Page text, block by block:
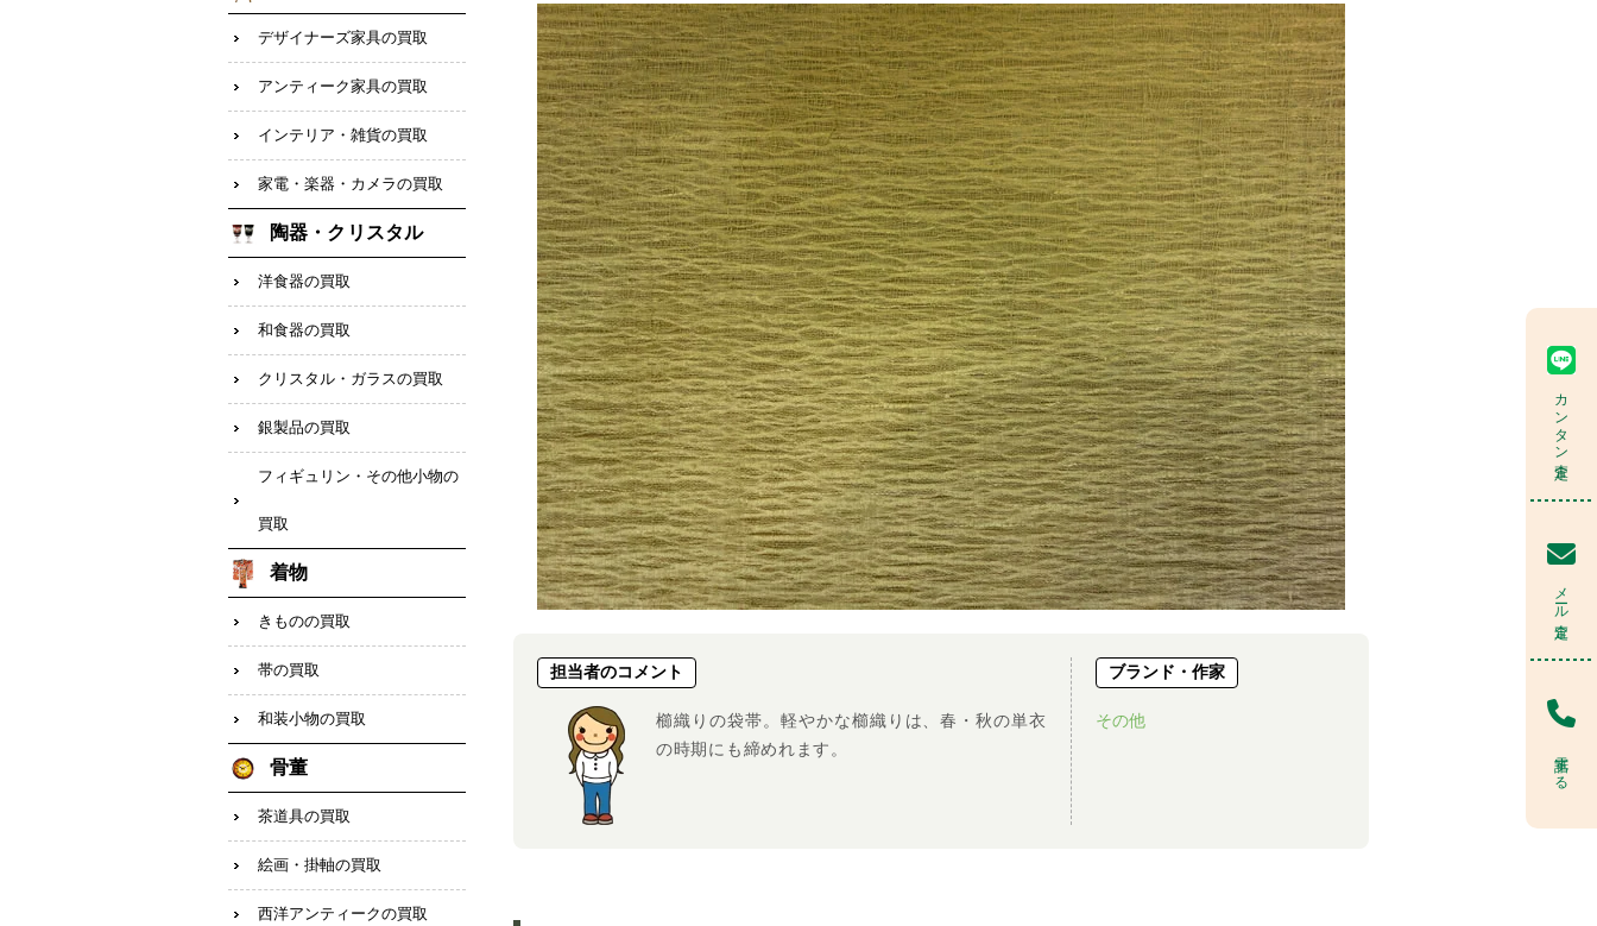
カンタン査定
メール査定
電話する
ブランド・作家
その他
担当者のコメント
櫛織りの袋帯。軽やかな櫛織りは、春・秋の単衣
の時期にも締めれます。
デザイナーズ家具の買取
アンティーク家具の買取
インテリア・雑貨の買取
家電・楽器・カメラの買取
陶器・クリスタル
洋食器の買取
和食器の買取
クリスタル・ガラスの買取
銀製品の買取
フィギュリン・その他小物の
買取
着物
きものの買取
帯の買取
和装小物の買取
骨董
茶道具の買取
絵画・掛軸の買取
西洋アンティークの買取